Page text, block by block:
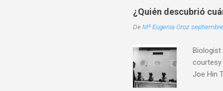
un par
¿Quién descubrió
DeMª Eugenia Oroz
Biologist
Joe Hin